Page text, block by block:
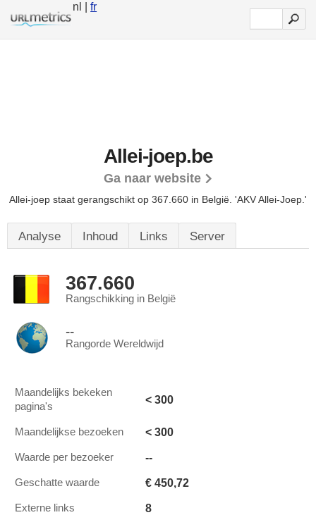
nl |fr
Allei-joep.be
Ga naar website
Allei-joep staat gerangschikt op 367.660 in België. 'AKV Allei-Joep.'
Analyse Inhoud Links Server
367.660
Rangschikking in België
--
Rangorde Wereldwijd
Maandelijks bekeken
pagina's
< 300
Maandelijkse bezoeken < 300
Waarde per bezoeker --
Geschatte waarde € 450,72
Externe links 8